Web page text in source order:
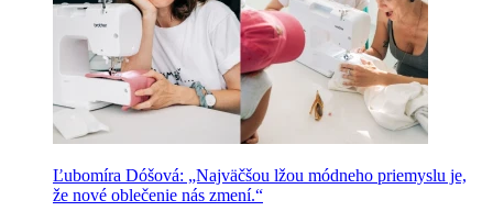
Ľubomíra Dóšová: „Najväčšou lžou módneho priemyslu je,
že nové oblečenie nás zmení.“